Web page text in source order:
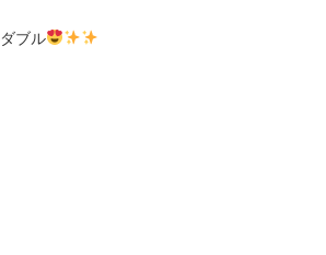
ブル